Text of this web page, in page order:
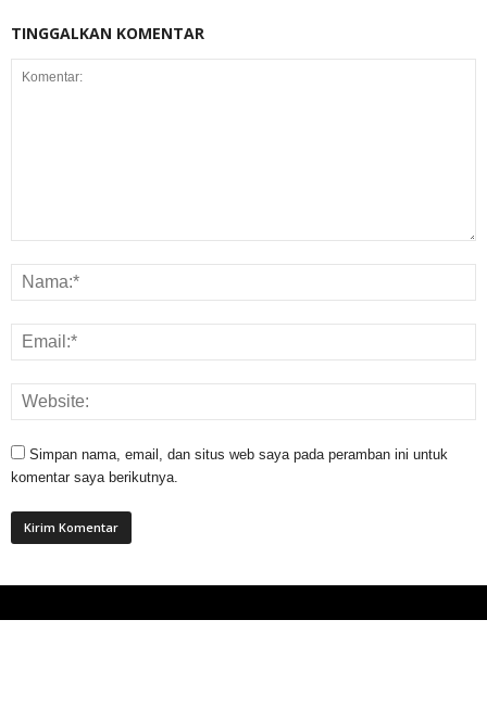
TINGGALKAN KOMENTAR
Simpan nama, email, dan situs web saya pada peramban ini untuk
komentar saya berikutnya.